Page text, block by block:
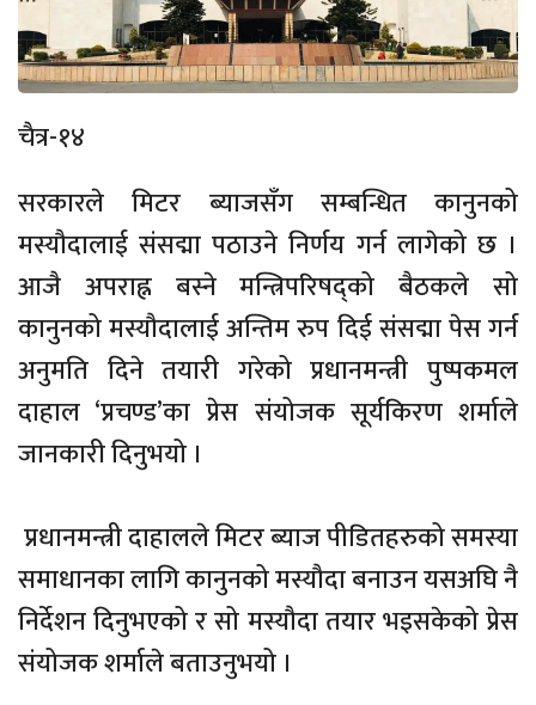
चैत्र-१४
सरकारले मिटर ब्याजसँग सम्बन्धित कानुनको
मस्यौदालाई संसद्मा पठाउने निर्णय गर्न लागेको छ ।
आजै अपराह्न बस्ने मन्त्रिपरिषद्को बैठकले सो
कानुनको मस्यौदालाई अन्तिम रुप दिई संसद्मा पेस गर्न
अनुमति दिने तयारी गरेको प्रधानमन्त्री पुष्पकमल
दाहाल ‘प्रचण्ड’का प्रेस संयोजक सूर्यकिरण शर्माले
जानकारी दिनुभयो ।
प्रधानमन्त्री दाहालले मिटर ब्याज पीडितहरुको समस्या
समाधानका लागि कानुनको मस्यौदा बनाउन यसअघि नै
निर्देशन दिनुभएको र सो मस्यौदा तयार भइसकेको प्रेस
संयोजक शर्माले बताउनुभयो ।